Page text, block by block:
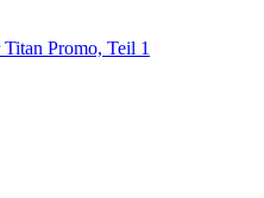
Promo, Teil 1